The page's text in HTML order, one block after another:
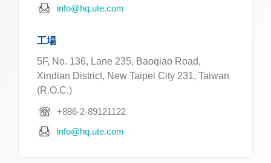
info@hq.ute.com
工場
5F, No. 136, Lane 235, Baoqiao Road,
Xindian District, New Taipei City 231, Taiwan
(R.O.C.)
+886-2-89121122
info@hq.ute.com